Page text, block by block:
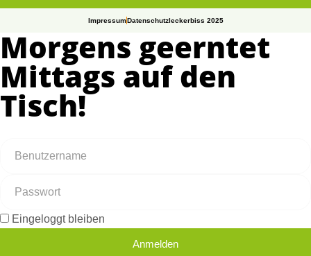
ImpressumDatenschutzleckerbiss 2025
Morgens geerntet
Mittags auf den
Tisch!
Eingeloggt bleiben
Anmelden